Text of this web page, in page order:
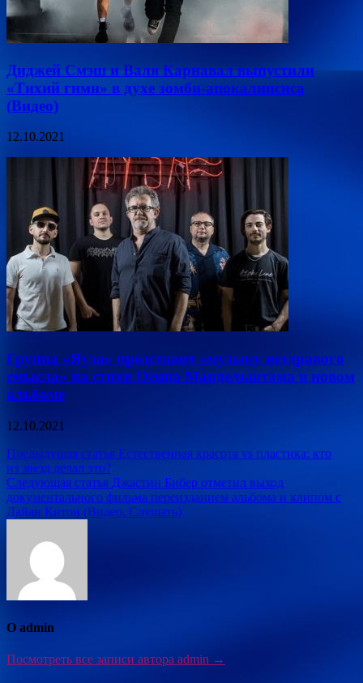
Диджей Смэш и Валя Карнавал выпустили
«Тихий гимн» в духе зомби-апокалипсиса
(Видео)
12.10.2021
Группа «Яуза» представит «музыку нездравого
смысла» на стихи Осипа Мандельштама в новом
альбоме
12.10.2021
Навигация
по
записям
Предыдущая статья Естественная красота vs пластика: кто
из звезд делал это?
Следующая статья Джастин Бибер отметил выход
документального фильма переизданием альбома и клипом с
Дайан Китон (Видео, Слушать)
О admin
Посмотреть все записи автора admin →